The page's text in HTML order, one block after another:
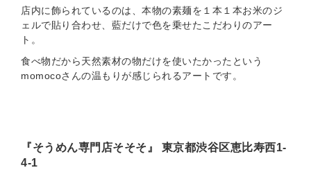
店内に飾られているのは、本物の素麺を１本１本お米のジ
ェルで貼り合わせ、藍だけで色を乗せたこだわりのアー
ト。
食べ物だから天然素材の物だけを使いたかったという
momocoさんの温もりが感じられるアートです。
『そうめん専門店そそそ』 東京都渋谷区恵比寿西1-
4-1